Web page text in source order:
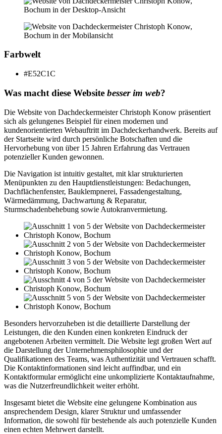
Farbwelt
#E52C1C
Was macht diese Website besser im web?
Die Website von Dachdeckermeister Christoph Konow präsentiert
sich als gelungenes Beispiel für einen modernen und
kundenorientierten Webauftritt im Dachdeckerhandwerk. Bereits auf
der Startseite wird durch persönliche Botschaften und die
Hervorhebung von über 15 Jahren Erfahrung das Vertrauen
potenzieller Kunden gewonnen.
Die Navigation ist intuitiv gestaltet, mit klar strukturierten
Menüpunkten zu den Hauptdienstleistungen: Bedachungen,
Dachflächenfenster, Bauklempnerei, Fassadengestaltung,
Wärmedämmung, Dachwartung & Reparatur,
Sturmschadenbehebung sowie Autokranvermietung.
Besonders hervorzuheben ist die detaillierte Darstellung der
Leistungen, die den Kunden einen konkreten Eindruck der
angebotenen Arbeiten vermittelt. Die Website legt großen Wert auf
die Darstellung der Unternehmensphilosophie und der
Qualifikationen des Teams, was Authentizität und Vertrauen schafft.
Die Kontaktinformationen sind leicht auffindbar, und ein
Kontaktformular ermöglicht eine unkomplizierte Kontaktaufnahme,
was die Nutzerfreundlichkeit weiter erhöht.
Insgesamt bietet die Website eine gelungene Kombination aus
ansprechendem Design, klarer Struktur und umfassender
Information, die sowohl für bestehende als auch potenzielle Kunden
einen echten Mehrwert darstellt.